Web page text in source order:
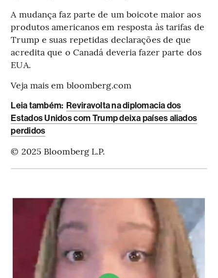
A mudança faz parte de um boicote maior aos
produtos americanos em resposta às tarifas de
Trump e suas repetidas declarações de que
acredita que o Canadá deveria fazer parte dos
EUA.
Veja mais em bloomberg.com
Leia também: Reviravolta na diplomacia dos
Estados Unidos com Trump deixa países aliados
perdidos
© 2025 Bloomberg L.P.